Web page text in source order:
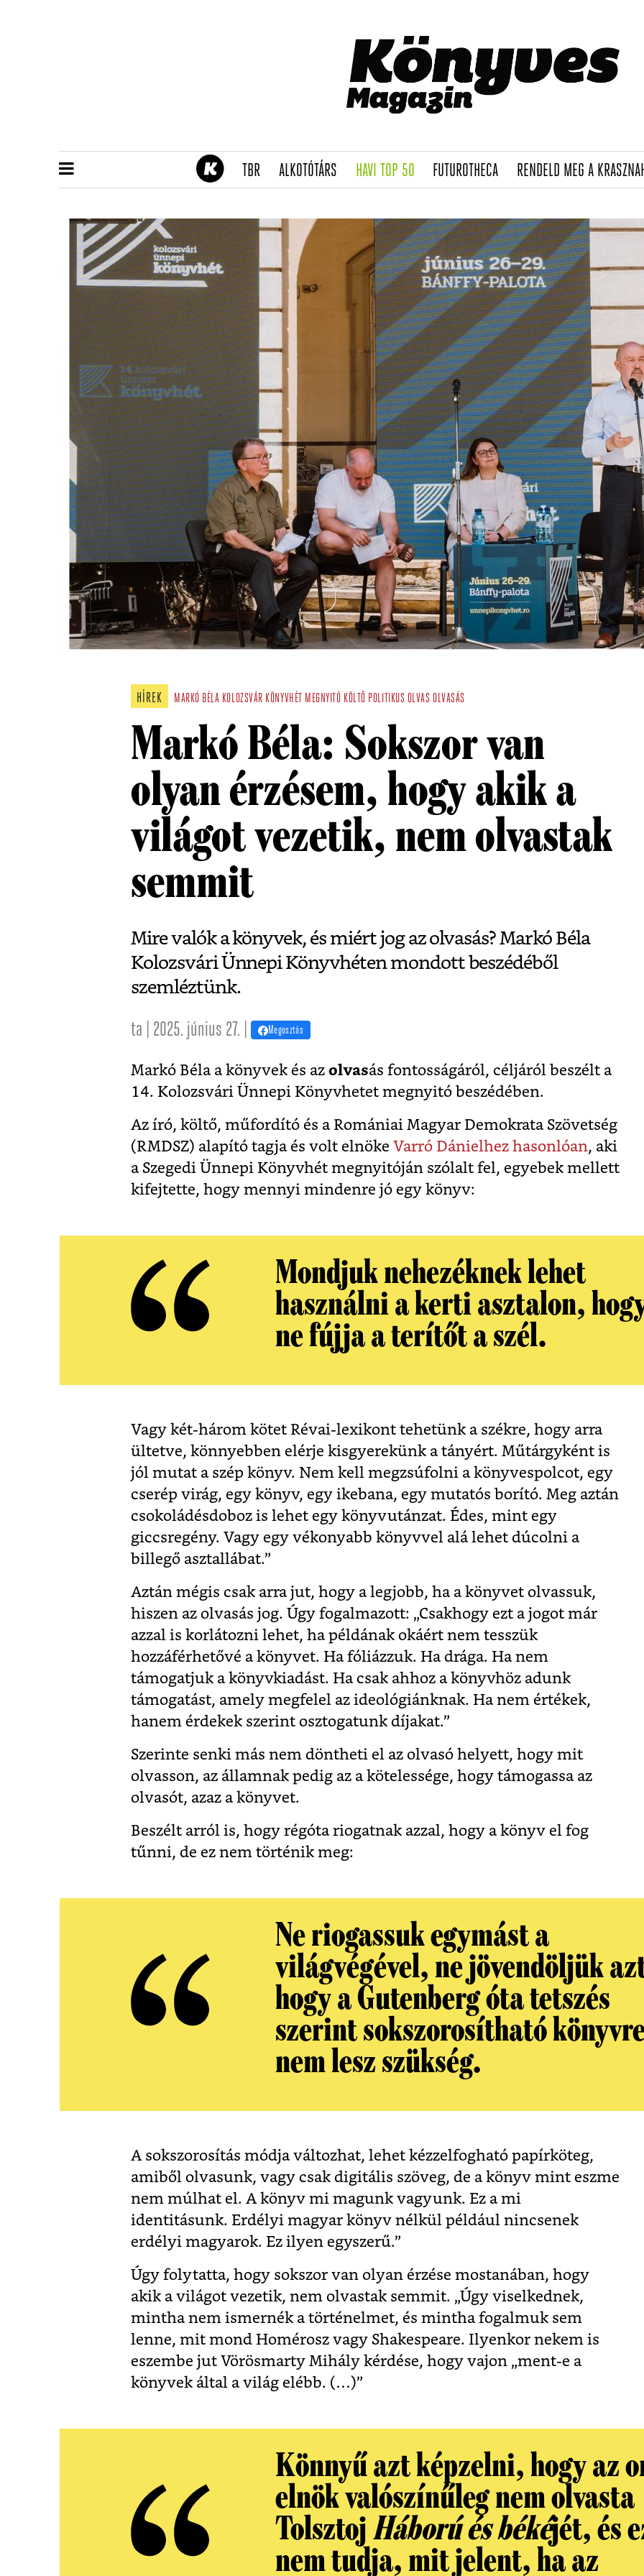
TBR(CURRENT)
ALKOTÓTÁRS(CURRENT)
HAVI TOP 50(CURRENT)
FUTUROTHECA(CURRENT)
RENDELD MEG A
HÍREK MARKÓ BÉLA KOLOZSVÁR KÖNYVHÉT MEGNYITÓ KÖLTŐ POLITIKUS OLVAS OLVASÁS
Markó Béla: Sokszor van
olyan érzésem, hogy akik a
világot vezetik, nem olvastak
semmit
Mire valók a könyvek, és miért jog az olvasás? Markó Béla
Kolozsvári Ünnepi Könyvhéten mondott beszédéből
szemléztünk.
ta | 2025. június 27. | Megosztás
Markó Béla a könyvek és az olvasás fontosságáról, céljáról beszélt a
14. Kolozsvári Ünnepi Könyvhetet megnyitó beszédében.
Az író, költő, műfordító és a Romániai Magyar Demokrata Szövetség
(RMDSZ) alapító tagja és volt elnöke Varró Dánielhez hasonlóan, aki
a Szegedi Ünnepi Könyvhét megnyitóján szólalt fel, egyebek mellett
kifejtette, hogy mennyi mindenre jó egy könyv:
Mondjuk nehezéknek lehet
használni a kerti asztalon,
ne fújja a terítőt a szél.
Vagy két-három kötet Révai-lexikont tehetünk a székre, hogy arra
ültetve, könnyebben elérje kisgyerekünk a tányért. Műtárgyként is
jól mutat a szép könyv. Nem kell megzsúfolni a könyvespolcot, egy
cserép virág, egy könyv, egy ikebana, egy mutatós borító. Meg aztán
csokoládésdoboz is lehet egy könyvutánzat. Édes, mint egy
giccsregény. Vagy egy vékonyabb könyvvel alá lehet dúcolni a
billegő asztallábat.”
Aztán mégis csak arra jut, hogy a legjobb, ha a könyvet olvassuk,
hiszen az olvasás jog. Úgy fogalmazott: „Csakhogy ezt a jogot már
azzal is korlátozni lehet, ha példának okáért nem tesszük
hozzáférhetővé a könyvet. Ha fóliázzuk. Ha drága. Ha nem
támogatjuk a könyvkiadást. Ha csak ahhoz a könyvhöz adunk
támogatást, amely megfelel az ideológiánknak. Ha nem értékek,
hanem érdekek szerint osztogatunk díjakat.”
Szerinte senki más nem döntheti el az olvasó helyett, hogy mit
olvasson, az államnak pedig az a kötelessége, hogy támogassa az
olvasót, azaz a könyvet.
Beszélt arról is, hogy régóta riogatnak azzal, hogy a könyv el fog
tűnni, de ez nem történik meg:
Ne riogassuk egymást a
világvégével, ne jövendöljük
hogy a Gutenberg óta tetszés
szerint sokszorosítható
nem lesz szükség.
A sokszorosítás módja változhat, lehet kézzelfogható papírköteg,
amiből olvasunk, vagy csak digitális szöveg, de a könyv mint eszme
nem múlhat el. A könyv mi magunk vagyunk. Ez a mi
identitásunk. Erdélyi magyar könyv nélkül például nincsenek
erdélyi magyarok. Ez ilyen egyszerű.”
Úgy folytatta, hogy sokszor van olyan érzése mostanában, hogy
akik a világot vezetik, nem olvastak semmit. „Úgy viselkednek,
mintha nem ismernék a történelmet, és mintha fogalmuk sem
lenne, mit mond Homérosz vagy Shakespeare. Ilyenkor nekem is
eszembe jut Vörösmarty Mihály kérdése, hogy vajon „ment-e a
könyvek által a világ elébb. (…)”
Könnyű azt képzelni, hogy az
elnök valószínűleg nem olvasta
Tolsztoj Háború és békéjét, és
nem tudja, mit jelent, ha az